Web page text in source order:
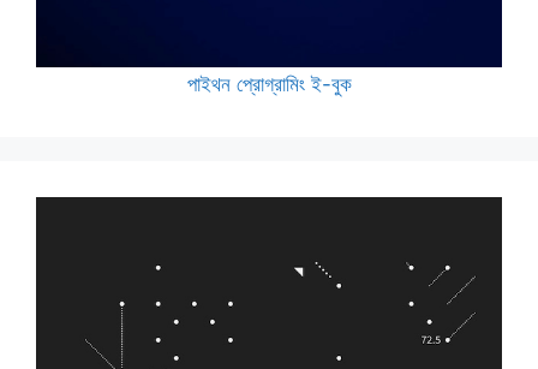
পাইথন প্রোগ্রামিং ই-বুক